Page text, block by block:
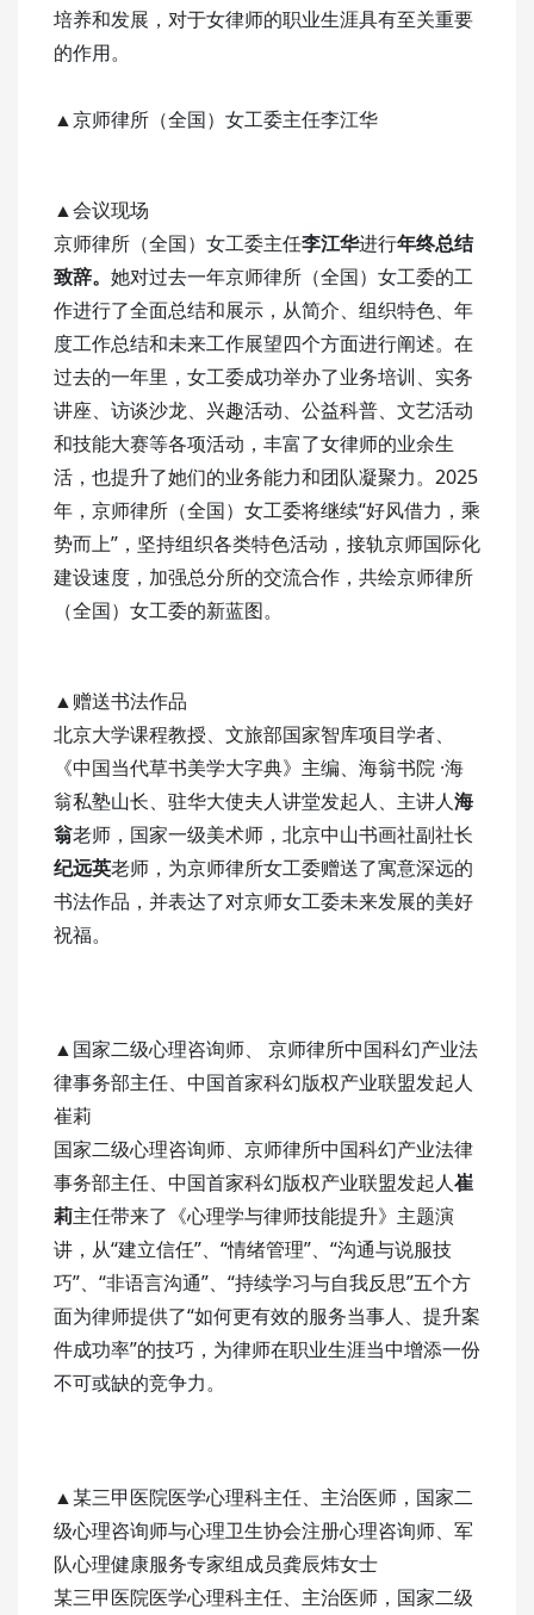
培养和发展，对于女律师的职业生涯具有至关重要
的作用。
▲京师律所（全国）女工委主任李江华
▲会议现场
京师律所（全国）女工委主任李江华进行年终总结
致辞。 她对过去一年京师律所（全国）女工委的工
作进行了全面总结和展示，从简介、组织特色、年
度工作总结和未来工作展望四个方面进行阐述。在
过去的一年里，女工委成功举办了业务培训、实务
讲座、访谈沙龙、兴趣活动、公益科普、文艺活动
和技能大赛等各项活动，丰富了女律师的业余生
活，也提升了她们的业务能力和团队凝聚力。2025
年，京师律所（全国）女工委将继续“好风借力，乘
势而上”，坚持组织各类特色活动，接轨京师国际化
建设速度，加强总分所的交流合作，共绘京师律所
（全国）女工委的新蓝图。
▲赠送书法作品
北京大学课程教授、文旅部国家智库项目学者、
《中国当代草书美学大字典》主编、海翁书院 ·海
翁私塾山长、驻华大使夫人讲堂发起人、主讲人海
翁老师，国家一级美术师，北京中山书画社副社长
纪远英老师，为京师律所女工委赠送了寓意深远的
书法作品，并表达了对京师女工委未来发展的美好
祝福。
▲国家二级心理咨询师、 京师律所中国科幻产业法
律事务部主任、中国首家科幻版权产业联盟发起人
崔莉
国家二级心理咨询师、京师律所中国科幻产业法律
事务部主任、中国首家科幻版权产业联盟发起人崔
莉主任带来了《心理学与律师技能提升》主题演
讲，从“建立信任”、“情绪管理”、“沟通与说服技
巧”、“非语言沟通”、“持续学习与自我反思”五个方
面为律师提供了“如何更有效的服务当事人、提升案
件成功率”的技巧，为律师在职业生涯当中增添一份
不可或缺的竞争力。
▲某三甲医院医学心理科主任、主治医师，国家二
级心理咨询师与心理卫生协会注册心理咨询师、军
队心理健康服务专家组成员龚辰炜女士
某三甲医院医学心理科主任、主治医师，国家二级